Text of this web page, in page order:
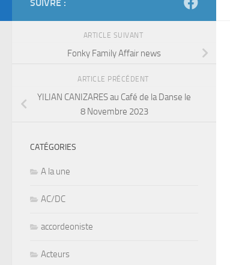
SUIVRE :
ARTICLE SUIVANT
Fonky Family Affair news
ARTICLE PRÉCÉDENT
YILIAN CANIZARES au Café de la Danse le
8 Novembre 2023
CATÉGORIES
A la une
AC/DC
accordeoniste
Acteurs